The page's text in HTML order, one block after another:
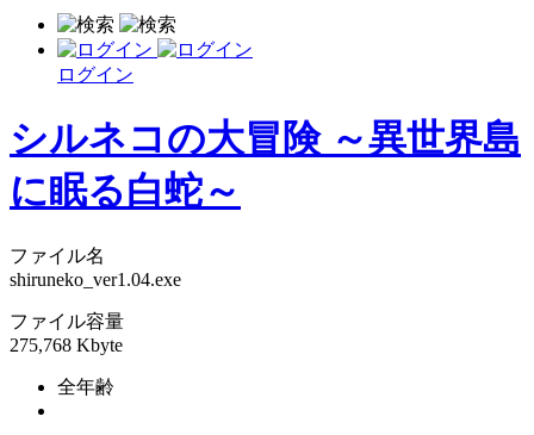
ログイン
シルネコの大冒険 ～異世界島
に眠る白蛇～
ファイル名
shiruneko_ver1.04.exe
ファイル容量
275,768 Kbyte
全年齢